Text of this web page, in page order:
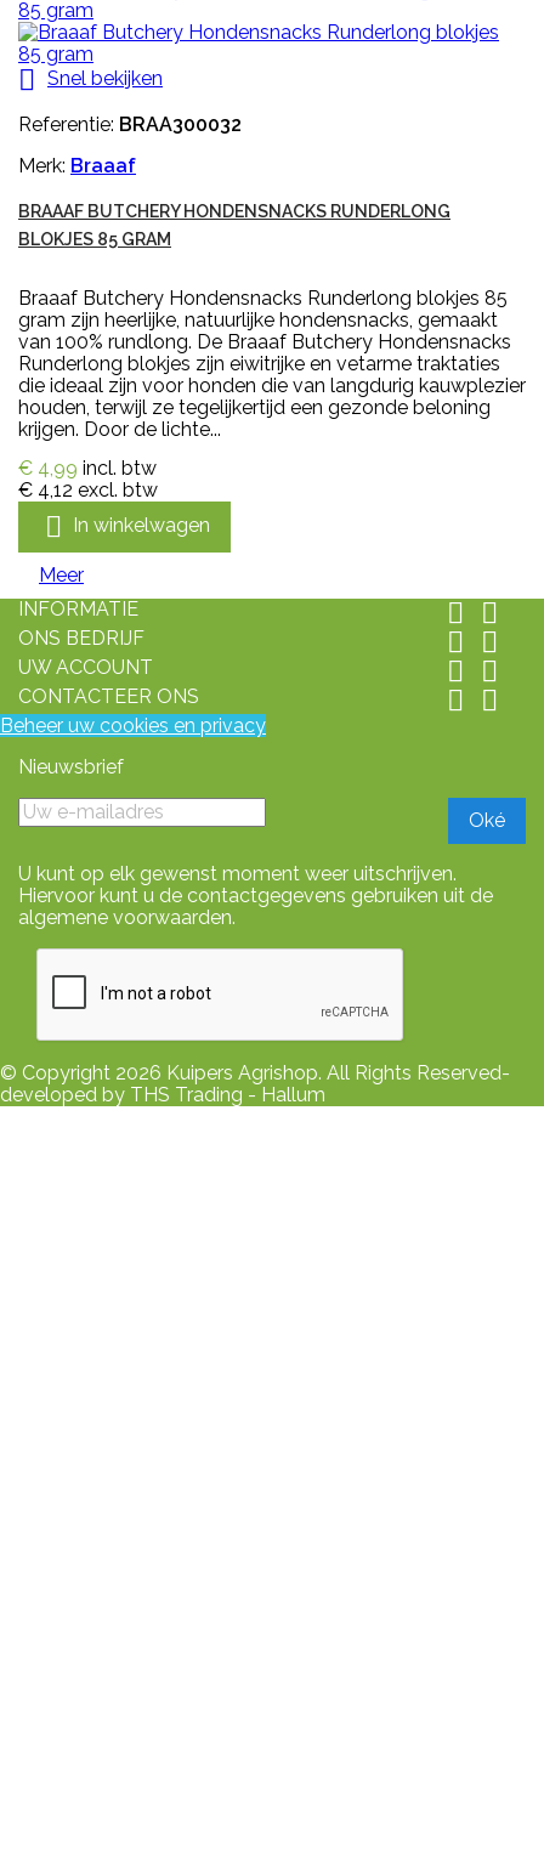
 Snel bekijken
Referentie: BRAA300032
Merk: Braaaf
BRAAAF BUTCHERY HONDENSNACKS RUNDERLONG
BLOKJES 85 GRAM
Braaaf Butchery Hondensnacks Runderlong blokjes 85
gram zijn heerlijke, natuurlijke hondensnacks, gemaakt
van 100% rundlong. De Braaaf Butchery Hondensnacks
Runderlong blokjes zijn eiwitrijke en vetarme traktaties
die ideaal zijn voor honden die van langdurig kauwplezier
houden, terwijl ze tegelijkertijd een gezonde beloning
krijgen. Door de lichte...
€ 4,99 incl. btw
€ 4,12 excl. btw
 In winkelwagen
Meer
INFORMATIE
 
ONS BEDRIJF  
UW ACCOUNT  
CONTACTEER ONS  
Beheer uw cookies en privacy
Nieuwsbrief
U kunt op elk gewenst moment weer uitschrijven.
Hiervoor kunt u de contactgegevens gebruiken uit de
algemene voorwaarden.
© Copyright 2026 Kuipers Agrishop. All Rights Reserved-
developed by THS Trading - Hallum